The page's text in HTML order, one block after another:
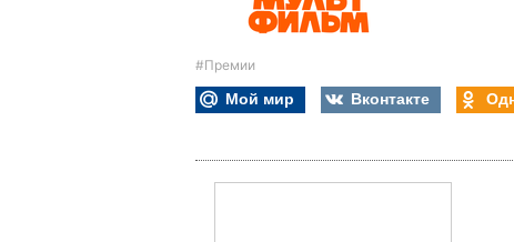
#Премии
Мой мир Вконтакте